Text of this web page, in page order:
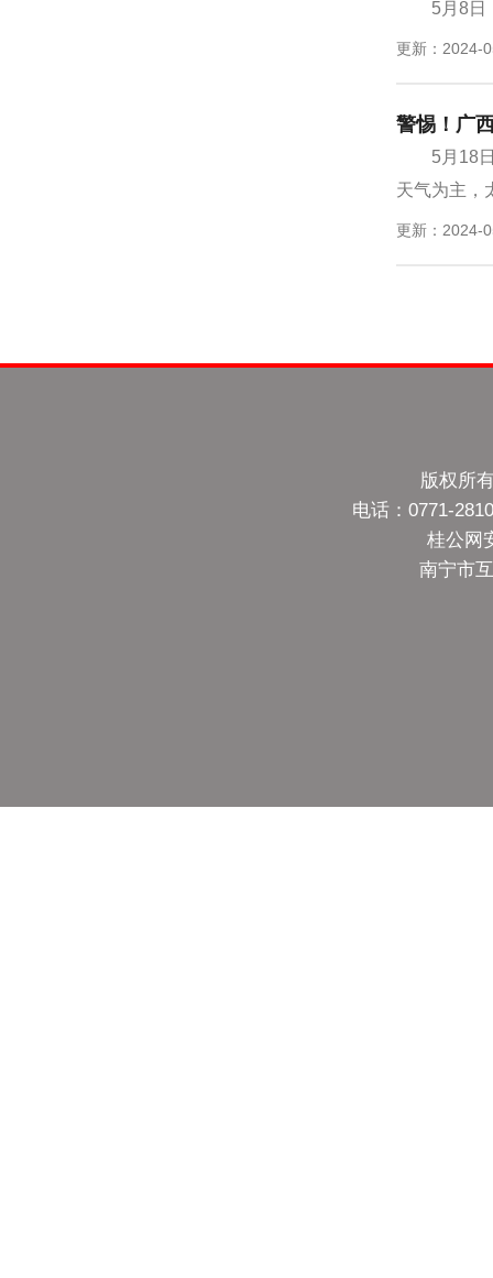
5月8日
更新：2024-
警惕！广
5月18
天气为主，
更新：2024-
版权所
电话：0771-
桂公网
南宁市